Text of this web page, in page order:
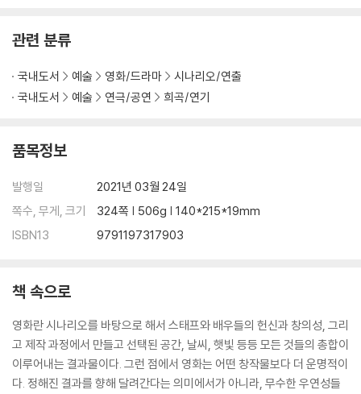
관련 분류
국내도서 예술 영화/드라마
시나리오/연출
국내도서
예술 연극/공연 희곡/연기
품목정보
발행일
2021년 03월 24일
쪽수, 무게, 크기
324쪽 | 506g | 140*215*19mm
ISBN13
9791197317903
책 속으로
영화란 시나리오를 바탕으로 해서 스태프와 배우들의 헌신과 창의성, 그리
고 제작 과정에서 만들고 선택된 공간, 날씨, 햇빛 등등 모든 것들의 총합이
이루어내는 결과물이다. 그런 점에서 영화는 어떤 창작물보다 더 운명적이
다. 정해진 결과를 향해 달려간다는 의미에서가 아니라, 무수한 우연성들